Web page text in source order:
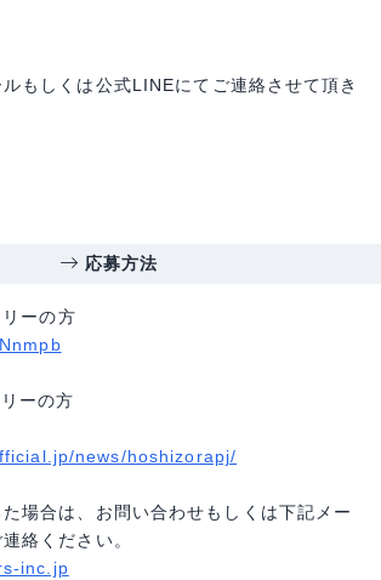
もしくは公式LINEにてご連絡させて頂き
応募方法
ーの方
ーの方
news/hoshizorapj/
場合は、お問い合わせもしくは下記メー
絡ください。
inc.jp